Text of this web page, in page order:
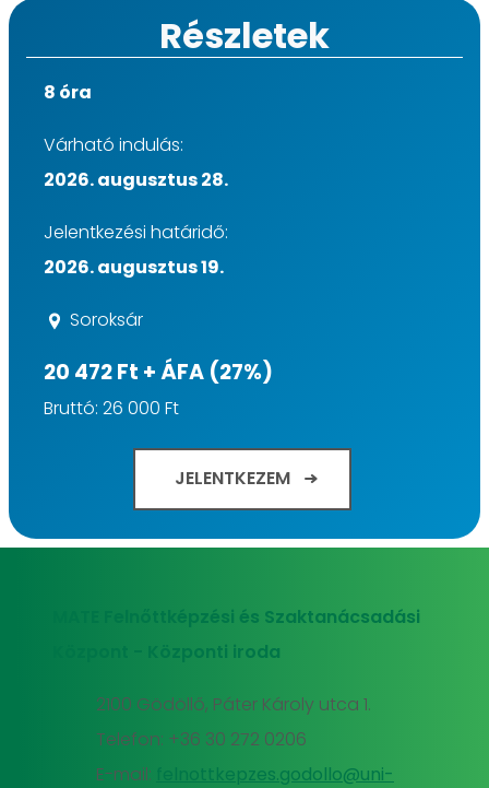
Részletek
8 óra
Várható indulás:
2026. augusztus 28.
Jelentkezési határidő:
2026. augusztus 19.
Soroksár
20 472 Ft + ÁFA (27%)
Bruttó: 26 000 Ft
JELENTKEZEM
MATE Felnőttképzési és Szaktanácsadási
Központ - Központi iroda
2100 Gödöllő, Páter Károly utca 1.
Telefon: +36 30 272 0206
E-mail:
felnottkepzes.godollo@uni-